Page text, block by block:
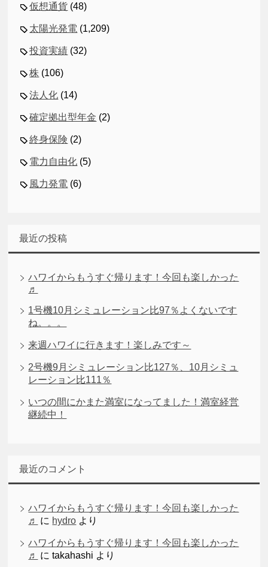
仮想通貨 (48)
太陽光発電 (1,209)
投資実績 (32)
株 (106)
法人化 (14)
確定拠出型年金 (2)
終身保険 (2)
電力自由化 (5)
風力発電 (6)
最近の投稿
ハワイからもうすぐ帰ります！今回も楽しかった
♬
1号機10月シミュレーション比97％よくないです
ね。。。
来週ハワイに行きます！楽しみです～
2号機9月シミュレーション比127％、10月シミュ
レーション比111％
いつの間にかまた満室になってました！満室経営
継続中！
最近のコメント
ハワイからもうすぐ帰ります！今回も楽しかった
♬
に hydro より
ハワイからもうすぐ帰ります！今回も楽しかった
♬
にtakahashi より